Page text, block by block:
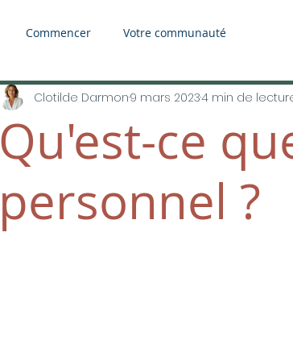
Commencer Votre communauté
Qu'est-ce
personnel ?
Clotilde Darmon9 mars 20234 min de